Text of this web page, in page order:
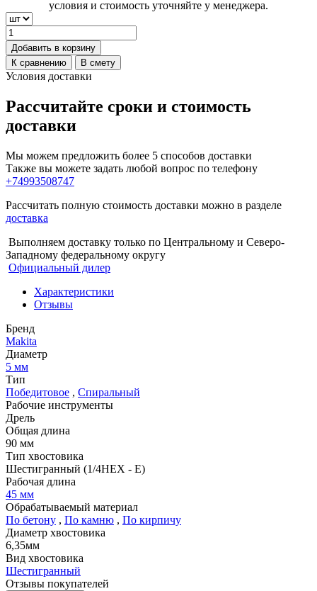
условия и стоимость уточняйте у менеджера.
Добавить в корзину
К сравнению
В смету
Условия доставки
Рассчитайте сроки и стоимость
доставки
Мы можем предложить более 5 способов доставки
Также вы можете задать любой вопрос по телефону
+74993508747
Рассчитать полную стоимость доставки можно в разделе
доставка
Выполняем доставку только по Центральному и Северо-
Западному федеральному округу
Официальный дилер
Характеристики
Отзывы
Бренд
Makita
Диаметр
5 мм
Тип
Победитовое , Спиральный
Рабочие инструменты
Дрель
Общая длина
90 мм
Тип хвостовика
Шестигранный (1/4HEX - E)
Рабочая длина
45 мм
Обрабатываемый материал
По бетону , По камню , По кирпичу
Диаметр хвостовика
6,35мм
Вид хвостовика
Шестигранный
Отзывы покупателей